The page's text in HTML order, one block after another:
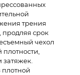
трения
продляя срок
чехол
затяжек.
плотной